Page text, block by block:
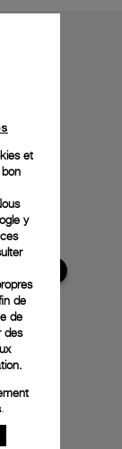
et
y
de
de
des